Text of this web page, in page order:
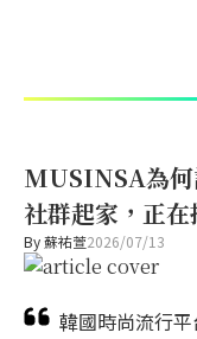
MUSINSA為何
社群起家，正
By蘇祐萱2026/07/13
韓國時尚流行